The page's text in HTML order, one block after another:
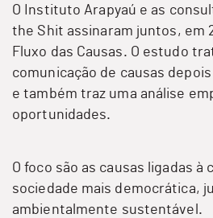
O Instituto Arapyaú e as
the Shit assinaram juntos, em
Fluxo das Causas. O estudo
comunicação de causas
e também traz uma análise
oportunidades.
O foco são as causas ligadas à
sociedade mais democrática,
ambientalmente sustentável.